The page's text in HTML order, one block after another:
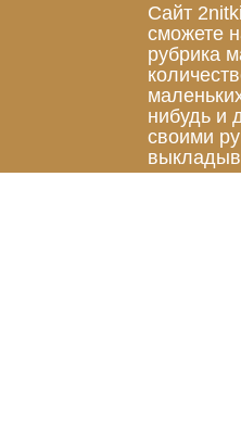
Сайт
сможете
рубрика
нибудь и
своими